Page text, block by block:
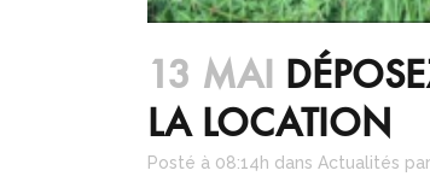
13 MAI
LA LOCATION
Posté à 08:14h dans Actualités par